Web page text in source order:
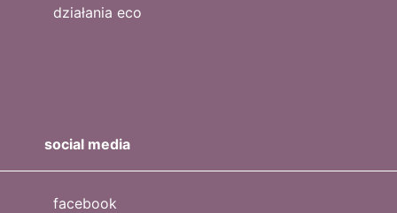
działania eco
social media
facebook